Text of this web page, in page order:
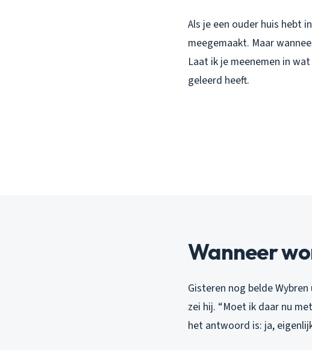
Als je een ouder huis hebt
meegemaakt. Maar
Laat ik je meenemen in
geleerd heeft.
Wanneer
Gisteren nog belde
zei hij. “Moet ik daar nu
het antwoord is: ja,